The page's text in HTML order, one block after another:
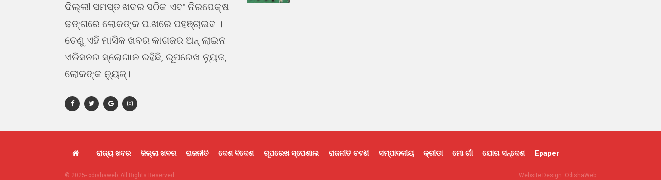
ଦିଲ୍ଲୀ ସମସ୍ତ ଖବର ସଠିକ ଏବଂ ନିରପେକ୍ଷ
ଢଙ୍ଗରେ ଲୋକଙ୍କ ପାଖରେ ପହଞ୍ଚାଇବ ।
ତେଣୁ ଏହି ମାସିକ ଖବର କାଗଜର ଅନ୍ ଲାଇନ
ଏଡିସନର ସ୍ଲୋଗାନ ରହିଛି, ରୂପରେଖ ନ୍ୟୁଜ,
ଲୋକଙ୍କ ନ୍ୟୁଜ୍।
ରାଜ୍ୟ ଖବର ଜିଲ୍ଲା ଖବର ରାଜନୀତି ଦେଶ ବିଦେଶ ରୂପରେଖ ସ୍ପେଶାଲ ରାଜନୀତି ଚଟଣି ସମ୍ପାଦକୀୟ କ୍ରୀଡା ମୋ ଗାଁ ଯୋଗ ସନ୍ଦେଶ Epaper
© 2025- odishaweb. All Rights Reserved. Website Design: OdishaWeb